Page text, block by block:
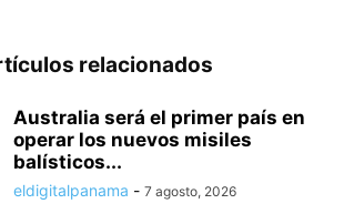
relacionados
Australia será el primer país en
operar los nuevos misiles
balísticos...
eldigitalpanama - 7 agosto, 2026